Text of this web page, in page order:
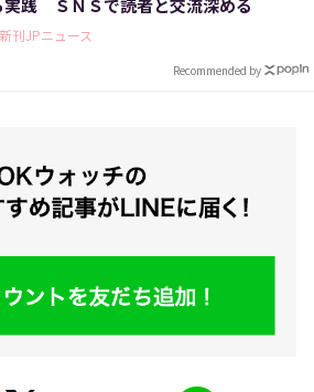
実践 ＳＮＳで読者と交流深める
刊JPニュース
Recommended by